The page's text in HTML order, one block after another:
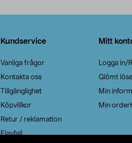
Kundservice
Vanliga frågor
Kontakta oss
Tillgänglighet
Köpvillkor
Retur / reklamation
Elavfall
Mitt
Logga in/
Glömt
Min
Min